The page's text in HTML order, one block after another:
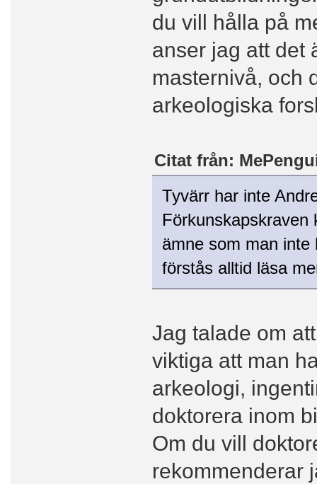
du vill hålla på
anser jag att det
masternivå, och
arkeologiska
Citat från:
Tyvärr har inte
Förkunskapskraven
ämne som man
förstås alltid läsa
Jag talade om
viktiga att man
arkeologi,
doktorera inom
Om du vill
rekommenderar